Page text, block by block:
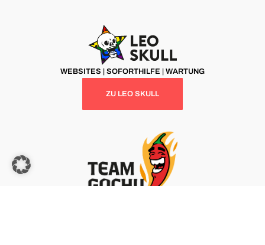
WEBSITES | SOFORTHILFE | WARTUNG
ZU LEO SKULL